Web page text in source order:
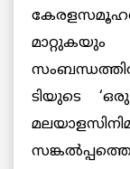
ടിയുടെ